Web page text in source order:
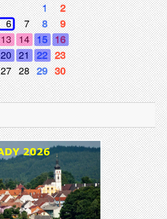
1
2
6 7 8
9
13 14 15 16
20 21 22 23
27 28 29 30